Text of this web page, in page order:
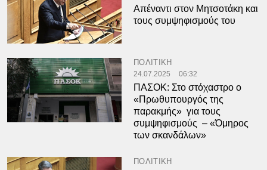
Απέναντι στον Μητσοτάκη και
τους συμψηφισμούς του
ΠΟΛΙΤΙΚΗ
24.07.2025 06:32
ΠΑΣΟΚ: Στο στόχαστρο ο
«Πρωθυπουργός της
παρακμής» για τους
συμψηφισμούς – «Όμηρος
των σκανδάλων»
ΠΟΛΙΤΙΚΗ